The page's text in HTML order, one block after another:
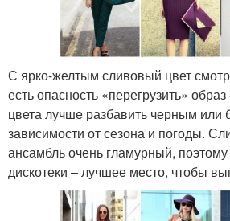
С ярко-желтым сливовый цвет
есть опасность «перегрузить»
цвета лучше разбавить черным или
зависимости от сезона и погоды.
ансамбль очень гламурный,
дискотеки – лучшее место, чтобы